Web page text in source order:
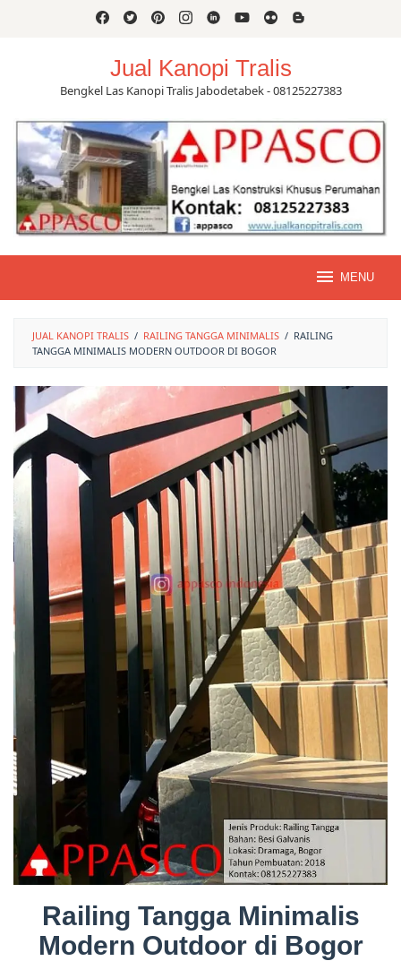
Jual Kanopi Tralis
Bengkel Las Kanopi Tralis Jabodetabek - 08125227383
MENU
JUAL KANOPI TRALIS / RAILING TANGGA MINIMALIS / RAILING
TANGGA MINIMALIS MODERN OUTDOOR DI BOGOR
Railing Tangga Minimalis
Modern Outdoor di Bogor